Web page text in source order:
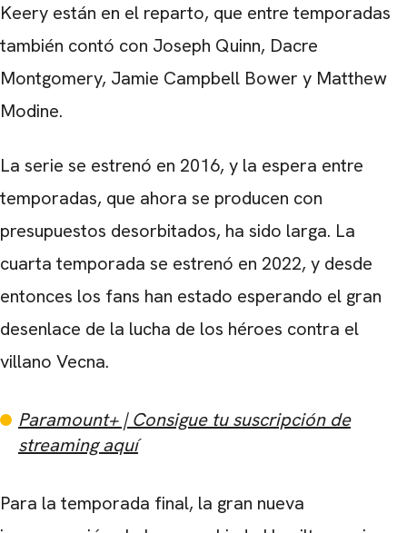
Keery están en el reparto, que entre temporadas
también contó con Joseph Quinn, Dacre
Montgomery, Jamie Campbell Bower y Matthew
Modine.
La serie se estrenó en 2016, y la espera entre
temporadas, que ahora se producen con
presupuestos desorbitados, ha sido larga. La
cuarta temporada se estrenó en 2022, y desde
entonces los fans han estado esperando el gran
desenlace de la lucha de los héroes contra el
villano Vecna.
Paramount+ | Consigue tu suscripción de
streaming aquí
Para la temporada final, la gran nueva